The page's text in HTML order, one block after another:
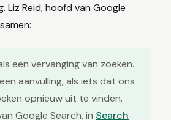
Liz Reid, hoofd van Google
een vervanging van zoeken.
aanvulling, als iets dat ons
opnieuw uit te vinden.
Google Search, in Search